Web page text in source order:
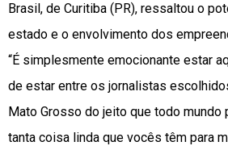
Brasil, de Curitiba (PR), ressaltou o
estado e o envolvimento dos
“É simplesmente emocionante estar
de estar entre os jornalistas
Mato Grosso do jeito que todo mundo
tanta coisa linda que vocês têm para